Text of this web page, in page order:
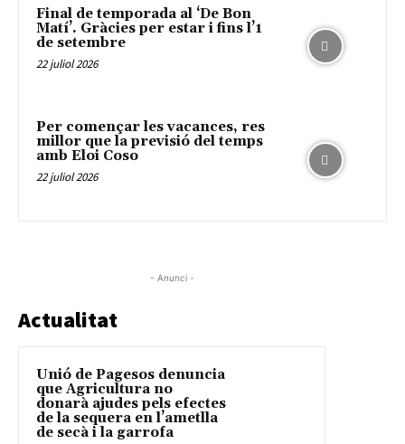
Final de temporada al ‘De Bon
Matí’. Gràcies per estar i fins l’1
de setembre
22 juliol 2026
Per començar les vacances, res
millor que la previsió del temps
amb Eloi Coso
22 juliol 2026
- Anunci -
Actualitat
Unió de Pagesos denuncia
que Agricultura no
donarà ajudes pels efectes
de la sequera en l’ametlla
de secà i la garrofa